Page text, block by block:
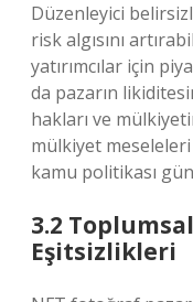
Düzenleyici
risk algısını
yatırımcılar için
da pazarın
hakları ve
mülkiyet
kamu politikası
3.2
Eşitsizlikleri